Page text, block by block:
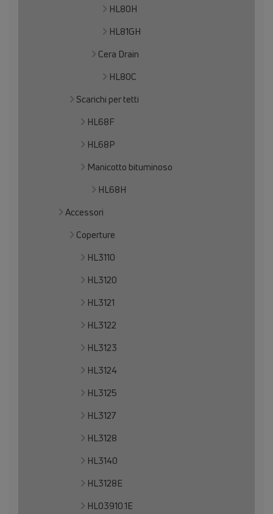
HL80H
HL81GH
Cera Drain
HL80C
Scarichi per tetti
HL68F
HL68P
Manicotto bituminoso
HL68H
Accessori
Coperture
HL3110
HL3120
HL3121
HL3122
HL3123
HL3124
HL3125
HL3127
HL3128
HL3140
HL3128E
HL03910.1E